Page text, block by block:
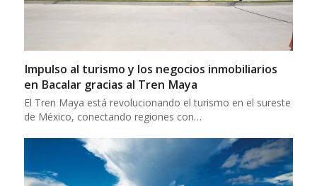
Impulso al turismo y los negocios inmobiliarios
en Bacalar gracias al Tren Maya
El Tren Maya está revolucionando el turismo en el sureste
de México, conectando regiones con…